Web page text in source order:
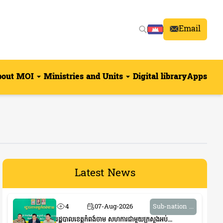
Email
MOI Ministries and Units Digital libraryApps
Latest News
4 07-Aug-2026
Sub-nation ...
រដ្ឋបាលខេត្តកំពង់ចាម សហការជាមួយក្រសួងអប់...